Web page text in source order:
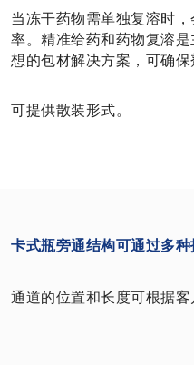
当冻干药物需单独复溶时
率。精准给药和药物复溶
想的包材解决方案，可确保
可提供散装形式。
卡式瓶旁通结构可通过多
通道的位置和长度可根据客